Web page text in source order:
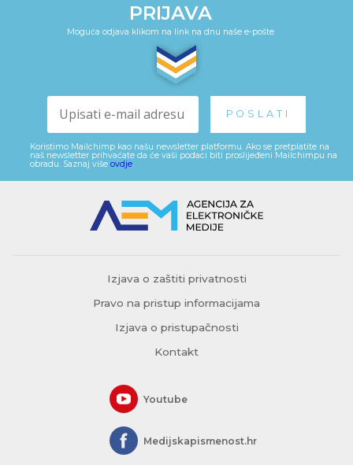
PRIJAVA
Moguća odjava klikom na link na dnu naše e-pošte
Koristimo Mailchimp kao našu newsletter platformu. Ako se pretplatite na
naš newsletter prihvaćate da će vaši podaci biti proslijeđeni Mailchimpu na
obradu. Saznaj više ovdje
Izjava o zaštiti privatnosti
Pravo na pristup informacijama
Izjava o pristupačnosti
Kontakt
Youtube
Medijskapismenost.hr